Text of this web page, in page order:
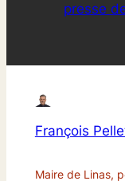
presse
François
Maire de Linas,